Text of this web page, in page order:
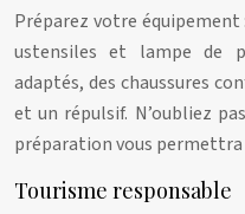
Préparez votre équipement
ustensiles et lampe de
adaptés, des chaussures
et un répulsif. N’oubliez
préparation vous
Tourisme responsable